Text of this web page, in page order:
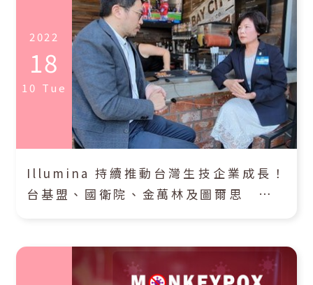
2022
18
10 Tue
Illumina 持續推動台灣生技企業成長！
台基盟、國衛院、金萬林及圖爾思 前進